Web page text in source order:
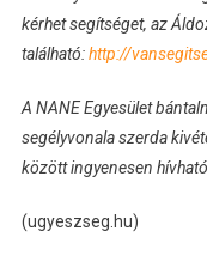
kérhet segítséget, az
található:http://
A NANE Egyesület
segélyvonala szerda
között ingyenesen
(ugyeszseg.hu)